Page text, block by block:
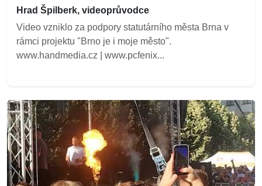
Hrad Špilberk, videoprůvodce
Video vzniklo za podpory statutárního města Brna v
rámci projektu "Brno je i moje město".
www.handmedia.cz | www.pcfenix...